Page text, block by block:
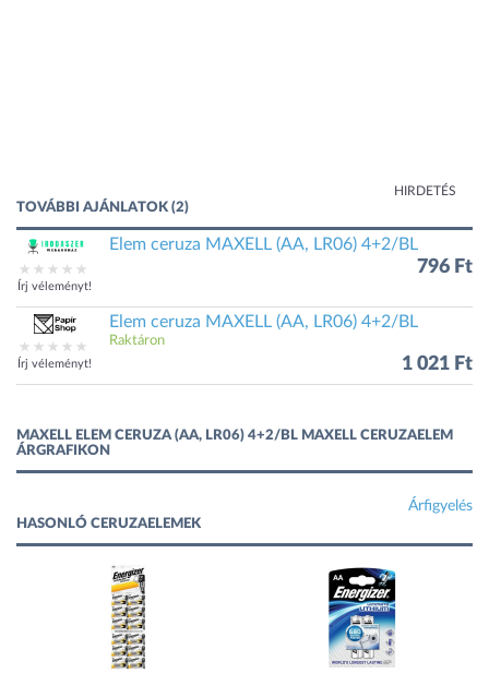
HIRDETÉS
TOVÁBBI AJÁNLATOK (2)
Írj véleményt!
Elem ceruza MAXELL (AA, LR06) 4+2/BL
796 Ft
Írj véleményt!
Elem ceruza MAXELL (AA, LR06) 4+2/BL
Raktáron
1 021 Ft
MAXELL ELEM CERUZA (AA, LR06) 4+2/BL MAXELL CERUZAELEM
ÁRGRAFIKON
Árfigyelés
HASONLÓ CERUZAELEMEK